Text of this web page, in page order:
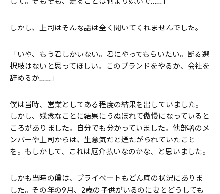
しかし、上司はそんな話は全く聞いてくれませんでした。
「いや、もう君しかいない。君にやってもらいたい。断る選
択肢はないと思ってほしい。このブランドをやるか、会社を
辞めるか……」
僕は当時、営業としてある程度の結果を出していました。
しかし、残念なことに結果にうぬぼれて傲慢になっていると
ころがありました。自分でも分かっていました。他部署のメ
ンバーや上司からは、生意気だと煙たがられていたこと
を。もしかして、これは厄介払いなのかな、と思いました。
しかも当時の僕は、プライベートもどん底の状況にありま
した。その年の9月、2歳の子供がいるのに妻とどうしても